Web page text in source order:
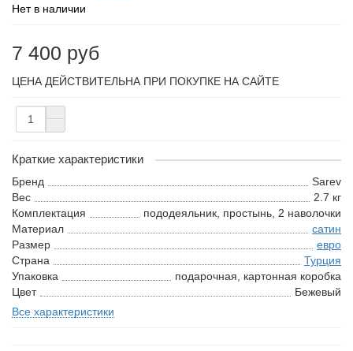
Нет в наличии
7 400 руб
ЦЕНА ДЕЙСТВИТЕЛЬНА ПРИ ПОКУПКЕ НА САЙТЕ
Краткие характеристики
Бренд
Sarev
Вес
2.7 кг
Комплектация
пододеяльник, простынь, 2 наволочки
Материал
сатин
Размер
евро
Страна
Турция
Упаковка
подарочная, картонная коробка
Цвет
Бежевый
Все характеристики